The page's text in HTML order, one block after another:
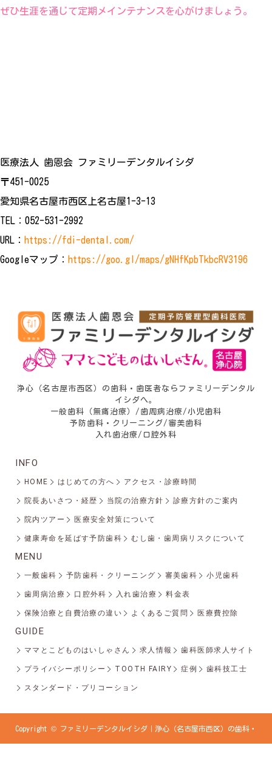
ぜひ生涯を通じて定期メインテナンスを心がけましょう。
医療法人 歯恩会 ファミリーデンタルイシダ
〒451-0025
愛知県名古屋市西区上名古屋1-3-13
TEL：052-531-2992
URL： https://fdi-dental.com/
Googleマップ： https://goo.gl/maps/gNHfKpbTkbcRV3196
浄心（名古屋市西区）の歯科・歯医者ならファミリーデンタル
イシダへ。
一般歯科（無痛治療）/歯周病治療/小児歯科
予防歯科・クリーニング/審美歯科
入れ歯治療/口腔外科
INFO
HOME はじめての方へ アクセス・診療時間
院長あいさつ・経歴 当院の治療方針 診療方針のご案内
院内ツアー 医療安全対策について
健康寿命を延ばす予防歯科 むし歯・歯周病リスクについて
MENU
一般歯科 予防歯科・クリーニング 審美歯科 小児歯科
歯周病治療 口腔外科 入れ歯治療 料金表
保険治療と自費治療の違い よくあるご質問 医療費控除
GUIDE
ママとこどものはいしゃさん 求人情報 歯科医師求人サイト
プライバシーポリシー TOOTH FAIRY 症例 歯科技工士
スタンダード・プリコーション
Copyright © ファミリーデンタルイシダ｜浄心（名古屋市西区）の歯科・